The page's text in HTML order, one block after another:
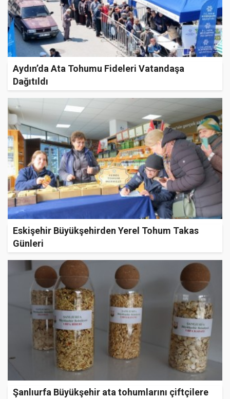
Aydın’da Ata Tohumu Fideleri Vatandaşa
Dağıtıldı
Eskişehir Büyükşehirden Yerel Tohum Takas
Günleri
Şanlıurfa Büyükşehir ata tohumlarını çiftçilere